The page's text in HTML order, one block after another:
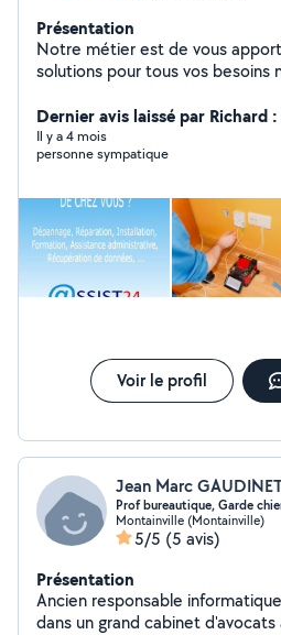
Présentation
Notre métier est de vous
solutions pour tous vos besoins
Avec l'aide de notre réseau de
informatiques et administratifs
nous vous proposons
proposons aussi de gérer votre
(Câblage , Wifi, Fibre ,...).
Dernier avis laissé par Richard
Il y a 4 mois
personne sympatique
Voir le profil
Jean Marc
Prof bureautique, Garde
Montainville (Montainville)
5/5 (5 avis)
Présentation
Ancien responsable
dans un grand cabinet d'avocats